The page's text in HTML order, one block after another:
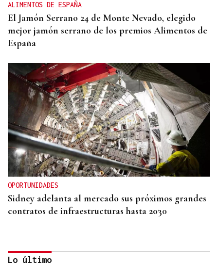
ALIMENTOS DE ESPAÑA
El Jamón Serrano 24 de Monte Nevado, elegido
mejor jamón serrano de los premios Alimentos de
España
OPORTUNIDADES
Sidney adelanta al mercado sus próximos grandes
contratos de infraestructuras hasta 2030
Lo último